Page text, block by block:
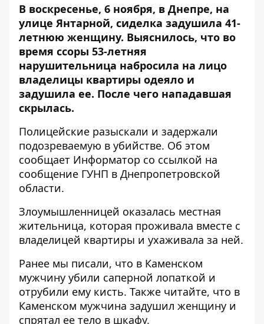
В воскресенье, 6 ноября, в Днепре, на
улице Янтарной, сиделка задушила 41-
летнюю женщину. Выяснилось, что во
время ссоры 53-летняя
нарушительница набросила на лицо
владелицы квартиры одеяло и
задушила ее. После чего нападавшая
скрылась.
Полицейские разыскали и задержали
подозреваемую в убийстве. Об этом
сообщает Информатор со ссылкой на
сообщение ГУНП в Днепропетровской
области.
Злоумышленницей оказалась местная
жительница, которая проживала вместе с
владелицей квартиры и ухаживала за ней.
Ранее мы писали, что в Каменском
мужчину убили саперной лопаткой и
отрубили ему кисть. Также читайте, что в
Каменском мужчина задушил женщину и
спрятал ее тело в шкафу.